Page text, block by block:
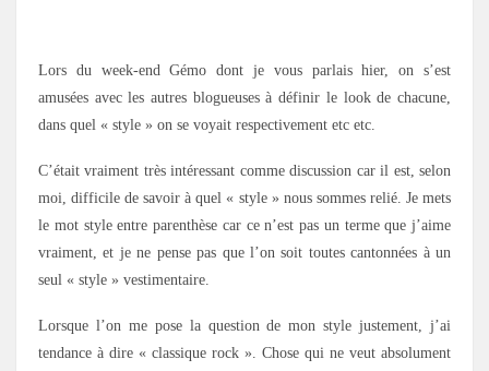
Lors du week-end Gémo dont je vous parlais hier, on s’est
amusées avec les autres blogueuses à définir le look de chacune,
dans quel « style » on se voyait respectivement etc etc.
C’était vraiment très intéressant comme discussion car il est, selon
moi, difficile de savoir à quel « style » nous sommes relié. Je mets
le mot style entre parenthèse car ce n’est pas un terme que j’aime
vraiment, et je ne pense pas que l’on soit toutes cantonnées à un
seul « style » vestimentaire.
Lorsque l’on me pose la question de mon style justement, j’ai
tendance à dire « classique rock ». Chose qui ne veut absolument